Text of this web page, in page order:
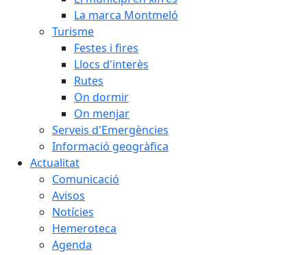
La marca Montmeló
Turisme
Festes i fires
Llocs d'interès
Rutes
On dormir
On menjar
Serveis d'Emergències
Informació geogràfica
Actualitat
Comunicació
Avisos
Notícies
Hemeroteca
Agenda